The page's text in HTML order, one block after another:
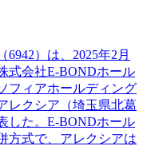
）は、2025年2月
式会社E-BONDホール
フィアホールディング
レクシア（埼玉県北葛
した。E-BONDホール
方式で、アレクシアは